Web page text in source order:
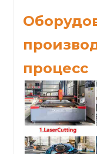
процесс